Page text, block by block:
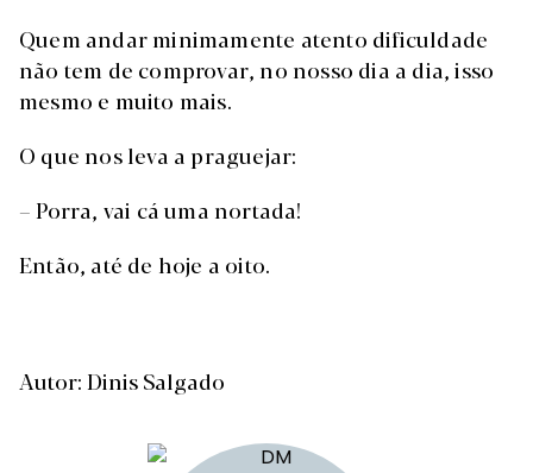
Quem andar minimamente atento dificuldade
não tem de comprovar, no nosso dia a dia, isso
mesmo e muito mais.
O que nos leva a praguejar:
– Porra, vai cá uma nortada!
Então, até de hoje a oito.
Autor: Dinis Salgado